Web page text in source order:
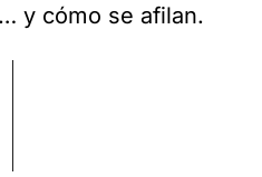
y cómo se afilan.